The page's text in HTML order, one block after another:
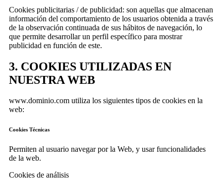
Cookies publicitarias / de publicidad: son aquellas que almacenan
información del comportamiento de los usuarios obtenida a través
de la observación continuada de sus hábitos de navegación, lo
que permite desarrollar un perfil específico para mostrar
publicidad en función de este.
3. COOKIES UTILIZADAS EN
NUESTRA WEB
www.dominio.com utiliza los siguientes tipos de cookies en la
web:
Cookies Técnicas
Permiten al usuario navegar por la Web, y usar funcionalidades
de la web.
Cookies de análisis